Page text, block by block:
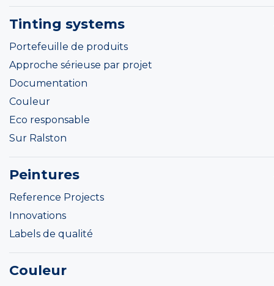
Tinting systems
Portefeuille de produits
Approche sérieuse par projet
Documentation
Couleur
Eco responsable
Sur Ralston
Peintures
Reference Projects
Innovations
Labels de qualité
Couleur